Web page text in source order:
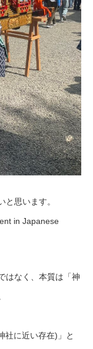
思います。
in Japanese
はなく、本質は「神
社に近い存在)」と